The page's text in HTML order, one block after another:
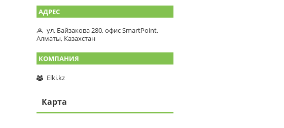
ул. Байзакова 280, офис SmartPoint,
Алматы, Казахстан
Elki.kz
Карта